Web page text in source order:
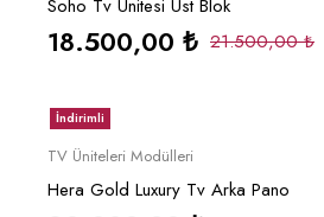
Soho Tv Ünitesi Üst Blok
21.500,00₺
18.500,00 ₺
İndirimli
TV Üniteleri Modülleri
Hera Gold Luxury Tv Arka Pano